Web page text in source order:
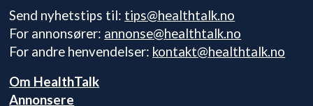
Send nyhetstips til: tips@healthtalk.no
For annonsører: annonse@healthtalk.no
For andre henvendelser: kontakt@healthtalk.no
Om HealthTalk
Annonsere